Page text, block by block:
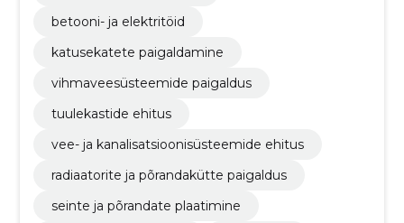
betooni- ja elektritöid
katusekatete paigaldamine
vihmaveesüsteemide paigaldus
tuulekastide ehitus
vee- ja kanalisatsioonisüsteemide ehitus
radiaatorite ja põrandakütte paigaldus
seinte ja põrandate plaatimine